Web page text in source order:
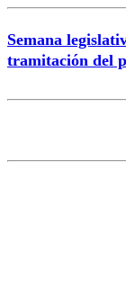
Semana
tramitación del